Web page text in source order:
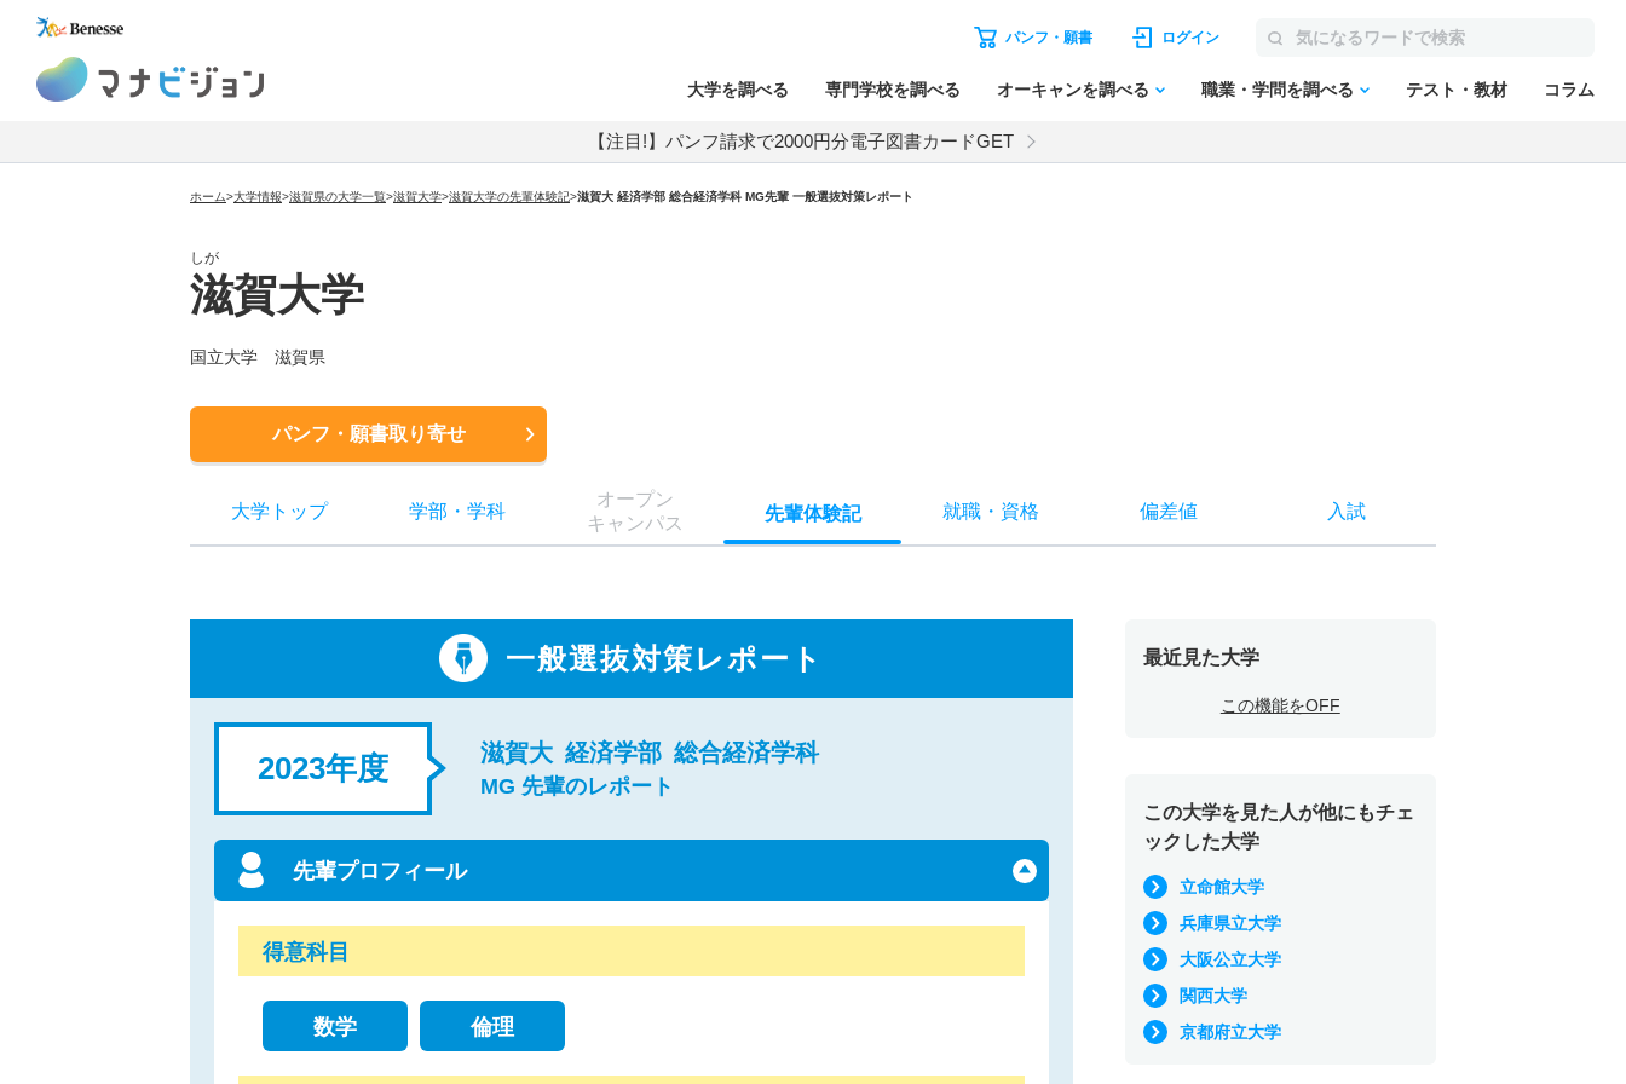
パンフ・願書 ログイン
大学を調べる 専門学校を調べる オーキャンを調べる 職業・学問を調べる テスト・教材 コラム
【注目!】パンフ請求で2000円分電子図書カードGET
ホーム>大学情報>滋賀県の大学一覧>滋賀大学>滋賀大学の先輩体験記>滋賀大 経済学部 総合経済学科 MG先輩 一般選抜対策レポート
しが
滋賀大学
国立大学 滋賀県
パンフ・願書取り寄せ
大学トップ 学部 ・ 学科
オープン
キャンパス 先輩体験記 就職・ 資格 偏差値 入試
一般選抜対策レポート
2023年度 滋賀大 経済学部 総合経済学科
MG 先輩のレポート
先輩プロフィール
得意科目
数学 倫理
最近見た大学
この機能をOFF
この大学を見た人が他にもチェ
ックした大学
立命館大学
兵庫県立大学
大阪公立大学
関西大学
京都府立大学